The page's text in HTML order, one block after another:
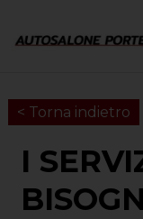
< Torna indietro
I